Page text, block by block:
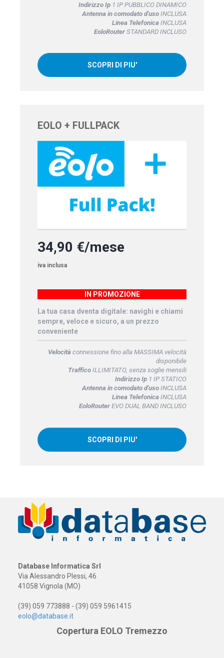
Indirizzo Ip1 IP PUBBLICO DINAMICO
Antenna in comodato d'usoINCLUSA
Linea TelefonicaINCLUSA
EoloRouterSTANDARD INCLUSO
SCOPRI DI PIU'
EOLO + FULLPACK
34,90 €/mese
iva inclusa
IN PROMOZIONE
La tua casa dventa digitale: navighi e chiami
sempre, veloce e sicuro, a un prezzo
conveniente
Velocitàconnessione fino alla MASSIMA velocità
disponibile
TrafficoILLIMITATO, senza soglie mensili
Indirizzo Ip1 IP STATICO
Antenna in comodato d'usoINCLUSA
Linea TelefonicaINCLUSA
EoloRouterEVO DUAL BAND INCLUSO
SCOPRI DI PIU'
Database Informatica Srl
Via Alessandro Plessi, 46
41058 Vignola (MO)
(39) 059 773888 - (39) 059 5961415
eolo@database.it
Copertura EOLO Tremezzo